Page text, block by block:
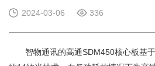
2024-03-06 336
智物通讯的高通SDM450核心板基于